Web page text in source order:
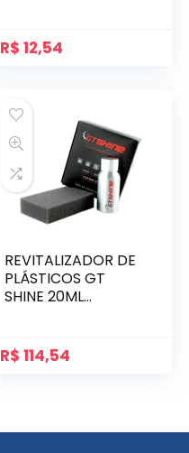
R$ 12,54
REVITALIZADOR DE
PLÁSTICOS GT
SHINE 20ML
R$ 114,54